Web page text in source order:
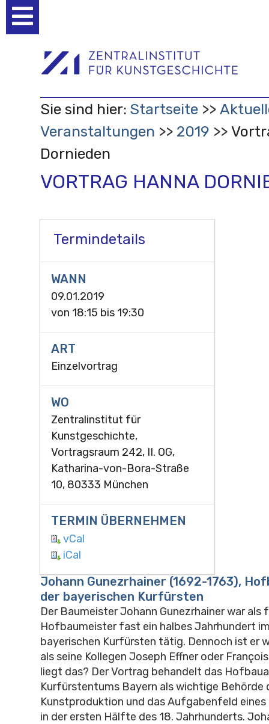
Werkzeuge
Sie sind hier: Startseite
Veranstaltungen
2019
Dornieden
VORTRAG HANNA
Termindetails
WANN
09.01.2019
von 18:15 bis 19:30
ART
Einzelvortrag
WO
Zentralinstitut für
Kunstgeschichte,
Vortragsraum 242, II. OG,
Katharina-von-Bora-Straße
10, 80333 München
TERMIN ÜBERNEHMEN
vCal
iCal
Johann Gunezrhainer (1692-1763),
der bayerischen Kurfürsten
Der Baumeister Johann Gunezrhainer war
Hofbaumeister fast ein halbes Jahrhundert
bayerischen Kurfürsten tätig. Dennoch ist er
als seine Kollegen Joseph Effner oder
liegt das? Der Vortrag behandelt das
Kurfürstentums Bayern als wichtige Behörde
Kunstproduktion und das Aufgabenfeld
in der ersten Hälfte des 18. Jahrhunderts.